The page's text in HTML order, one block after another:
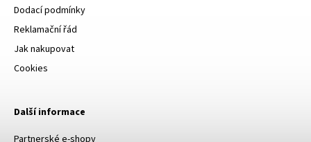
Dodací podmínky
Reklamační řád
Jak nakupovat
Cookies
Další informace
Partnerské e-shopy